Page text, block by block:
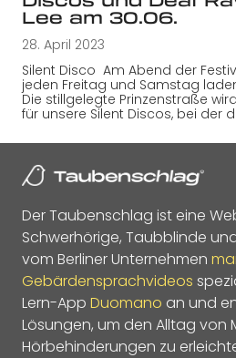
Lee am 30.06.
28. April 2023
Silent Disco Am Abend der
jeden Freitag und Samstag
Die stillgelegte Prinzenstraße
für unsere Silent Discos, bei der
Der Taubenschlag ist eine
Schwerhörige, Taubblinde
vom Berliner Unternehmen
Gebärdensprachvideos
Lern-App Duomano an und
Lösungen, um den Alltag von
Hörbehinderungen zu